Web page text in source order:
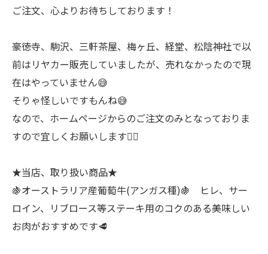
ご注文、心よりお待ちしております！
豪徳寺、駒沢、三軒茶屋、梅ヶ丘、経堂、松陰神社で以
前はリヤカー販売していましたが、売れなかったので現
在はやっていません😅
そりゃ怪しいですもんね😅
なので、ホームページからのご注文のみとなっておりま
すので宜しくお願いします🙇‍♂
★当店、取り扱い商品★
🍇オーストラリア産葡萄牛(アンガス種)🍇 ヒレ、サー
ロイン、リブロース等ステーキ用のコクのある美味しい
お肉がおすすめです🥩